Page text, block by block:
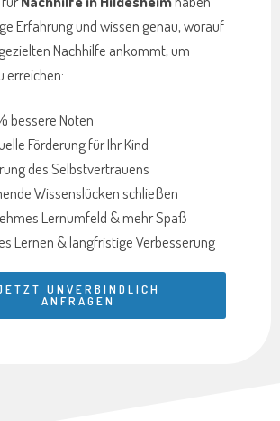
Erfahrung und wissen genau, worauf
Nachhilfe ankommt, um
erreichen:
bessere Noten
Förderung für Ihr Kind
des Selbstvertrauens
Wissenslücken schließen
Lernumfeld & mehr Spaß
Lernen & langfristige Verbesserung
UNVERBINDLICH
ANFRAGEN